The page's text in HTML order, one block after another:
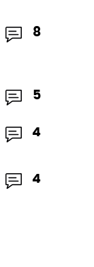
8
5
4
4